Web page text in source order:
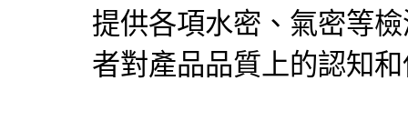
提供各項水密、氣密等
者對產品品質上的認知